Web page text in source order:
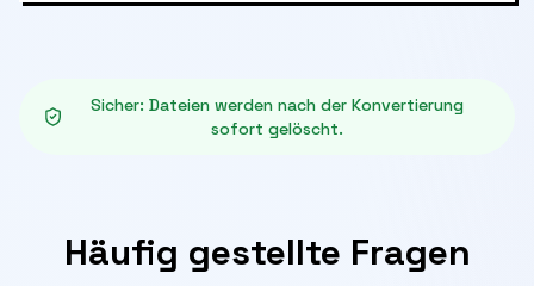
Sicher: Dateien werden nach der Konvertierung
sofort gelöscht.
Häufig gestellte Fragen